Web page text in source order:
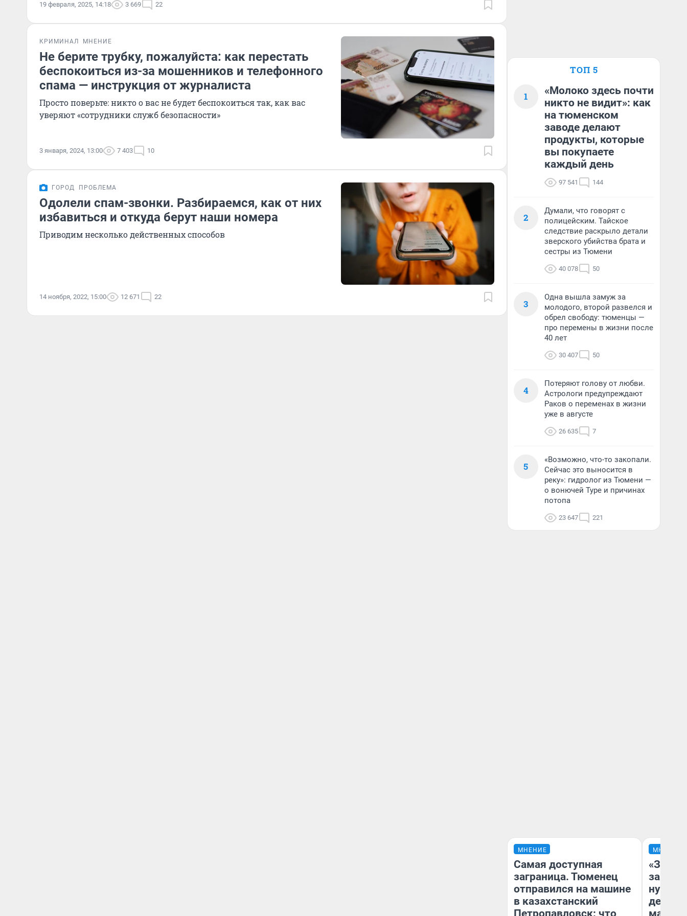
19 февраля, 2025, 14:18 3 669 22
КРИМИНАЛ МНЕНИЕ
Не берите трубку, пожалуйста: как перестать
беспокоиться из-за мошенников и телефонного
спама — инструкция от журналиста
Просто поверьте: никто о вас не будет беспокоиться так, как вас
уверяют «сотрудники служб безопасности»
3 января, 2024, 13:00 7 403 10
ГОРОД ПРОБЛЕМА
Одолели спам-звонки. Разбираемся, как от них
избавиться и откуда берут наши номера
Приводим несколько действенных способов
14 ноября, 2022, 15:00 12 671 22
ТОП 5
1
«Молоко здесь почти
никто не видит»: как
на тюменском
заводе делают
продукты, которые
вы покупаете
каждый день
97 541 144
2
Думали, что говорят с
полицейским. Тайское
следствие раскрыло детали
зверского убийства брата и
сестры из Тюмени
40 078 50
3
Одна вышла замуж за
молодого, второй развелся и
обрел свободу: тюменцы —
про перемены в жизни после
40 лет
30 407 50
4
Потеряют голову от любви.
Астрологи предупреждают
Раков о переменах в жизни
уже в августе
26 635 7
5
«Возможно, что-то закопали.
Сейчас это выносится в
реку»: гидролог из Тюмени —
о вонючей Туре и причинах
потопа
23 647 221
МНЕНИЕ
Самая доступная
заграница. Тюменец
отправился на машине
в казахстанский
Петропавловск: что
МНЕНИЕ
дела с